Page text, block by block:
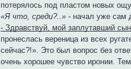
потерялось под пластом новых
«Я что, среди?..» - начал уже сам
- Здравствуй, мой заплутавший
пронеслась вереница из всех
сейчас?!». Это был вопрос без
очень хорошее чувство иронии.